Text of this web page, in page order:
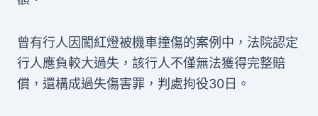
曾有行人因闖紅燈被機車撞傷的案例中，法院認定
行人應負較大過失，該行人不僅無法獲得完整賠
償，還構成過失傷害罪，判處拘役30日。